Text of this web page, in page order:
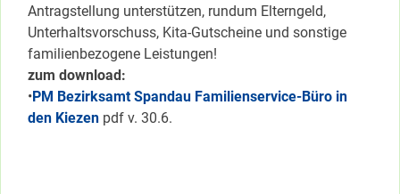
Antragstellung unterstützen, rundum Elterngeld,
Unterhaltsvorschuss, Kita-Gutscheine und sonstige
familienbezogene Leistungen!
zum download:
•PM Bezirksamt Spandau Familienservice-Büro in
den Kiezen pdf v. 30.6.